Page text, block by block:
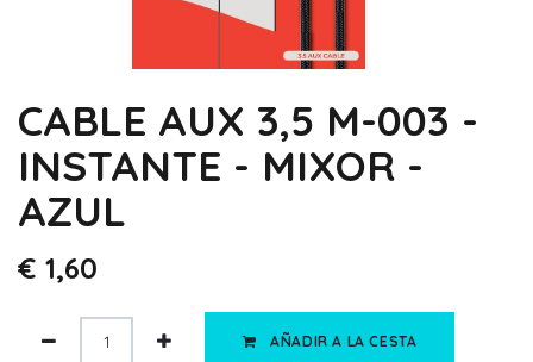
CABLE AUX 3,5 M-003 -
INSTANTE - MIXOR -
AZUL
€ 1,60
AÑADIR A LA CESTA